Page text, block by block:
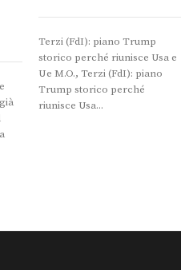
Terzi (FdI): piano Trump
storico perché riunisce Usa e
Ue M.O., Terzi (FdI): piano
Trump storico perché
riunisce Usa...